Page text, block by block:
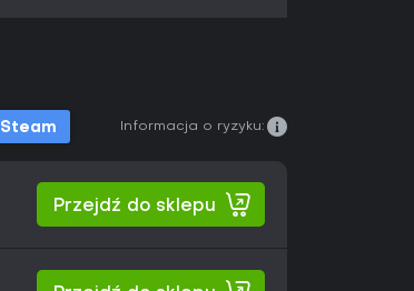
Steam Informacja o ryzyku:
Przejdź do sklepu